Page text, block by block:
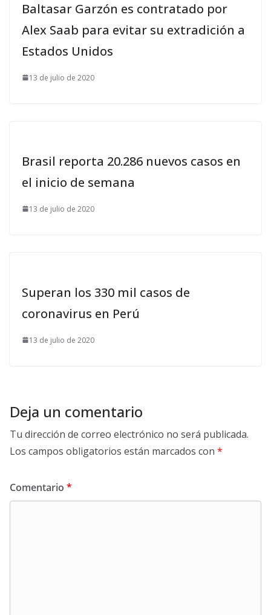
Baltasar Garzón es contratado por
Alex Saab para evitar su extradición a
Estados Unidos
13 de julio de 2020
Brasil reporta 20.286 nuevos casos en
el inicio de semana
13 de julio de 2020
Superan los 330 mil casos de
coronavirus en Perú
13 de julio de 2020
Deja un comentario
Tu dirección de correo electrónico no será publicada.
Los campos obligatorios están marcados con *
Comentario *